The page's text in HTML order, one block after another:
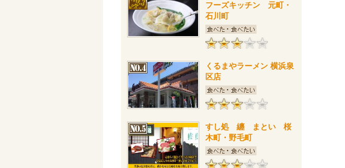
フーズキッチン 元町・
石川町
くるまやラーメン 横浜泉
区店
すし処 纏 まとい 桜
木町・野毛町